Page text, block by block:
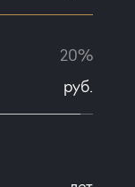
20%
руб.